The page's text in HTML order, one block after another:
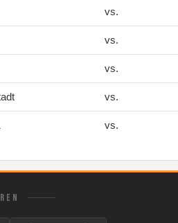
vs.
vs.
vs.
vs.
vs.